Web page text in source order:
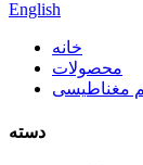
English
خانه
محصولات
مغناطیسی
دسته